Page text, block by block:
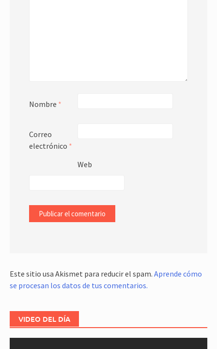
Nombre *
Correo
electrónico *
Web
Este sitio usa Akismet para reducir el spam. Aprende cómo
se procesan los datos de tus comentarios.
VIDEO DEL DÍA